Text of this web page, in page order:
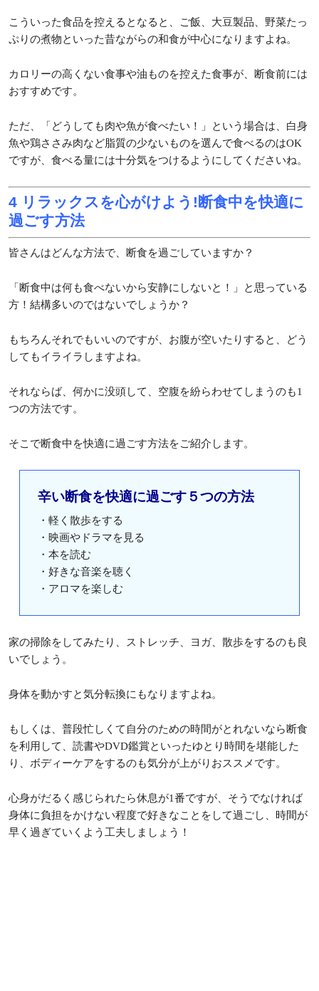
こういった食品を控えるとなると、ご飯、大豆製品、野菜たっ
ぷりの煮物といった昔ながらの和食が中心になりますよね。
カロリーの高くない食事や油ものを控えた食事が、断食前には
おすすめです。
ただ、「どうしても肉や魚が食べたい！」という場合は、白身
魚や鶏ささみ肉など脂質の少ないものを選んで食べるのはOK
ですが、食べる量には十分気をつけるようにしてくださいね。
4 リラックスを心がけよう!断食中を快適に
過ごす方法
皆さんはどんな方法で、断食を過ごしていますか？
「断食中は何も食べないから安静にしないと！」と思っている
方！結構多いのではないでしょうか？
もちろんそれでもいいのですが、お腹が空いたりすると、どう
してもイライラしますよね。
それならば、何かに没頭して、空腹を紛らわせてしまうのも1
つの方法です。
そこで断食中を快適に過ごす方法をご紹介します。
辛い断食を快適に過ごす５つの方法
・軽く散歩をする
・映画やドラマを見る
・本を読む
・好きな音楽を聴く
・アロマを楽しむ
家の掃除をしてみたり、ストレッチ、ヨガ、散歩をするのも良
いでしょう。
身体を動かすと気分転換にもなりますよね。
もしくは、普段忙しくて自分のための時間がとれないなら断食
を利用して、読書やDVD鑑賞といったゆとり時間を堪能した
り、ボディーケアをするのも気分が上がりおススメです。
心身がだるく感じられたら休息が1番ですが、そうでなければ
身体に負担をかけない程度で好きなことをして過ごし、時間が
早く過ぎていくよう工夫しましょう！